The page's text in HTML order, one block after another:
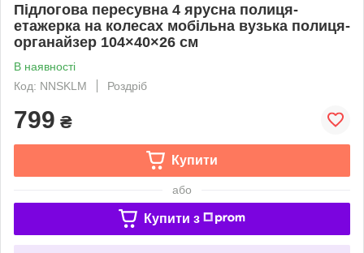
Підлогова пересувна 4 ярусна полиця-
етажерка на колесах мобільна вузька полиця-
органайзер 104×40×26 см
В наявності
Код: NNSKLM
Роздріб
799 ₴
Купити
або
Купити з